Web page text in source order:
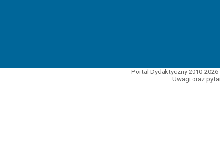
Portal Dydaktyczny 2010-
Uwagi oraz